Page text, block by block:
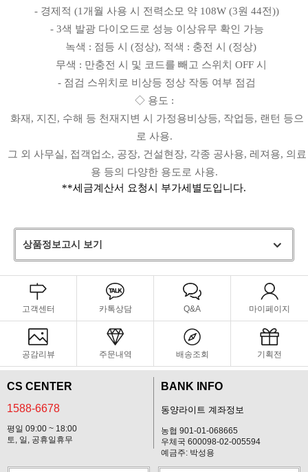
- 경제적 (1개월 사용 시 전력소모 약 108W (3원 44전))
- 3색 발광 다이오드로 성능 이상유무 확인 가능
녹색 : 점등 시 (정상), 적색 : 충전 시 (정상)
무색 : 만충전 시 및 코드를 빼고 스위치 OFF 시
- 점검 스위치로 비상등 정상 작동 여부 점검
◇ 용도 :
화재, 지진, 수해 등 천재지변 시 가정용비상등, 작업등, 랜턴 등으
로 사용.
그 외 사무실, 접객업소, 공장, 건설현장, 각종 공사용, 레져용, 의료
용 등의 다양한 용도로 사용.
**세금계산서 요청시 부가세별도입니다.
상품정보고시 보기
고객센터 카톡상담 Q&A 마이페이지
공감리뷰 주문내역 배송조회 기획전
CS CENTER
1588-6678
평일 09:00 ~ 18:00
토, 일, 공휴일휴무
BANK INFO
동양라이트 계좌정보
농협 901-01-068665
우체국 600098-02-005594
예금주: 박성용